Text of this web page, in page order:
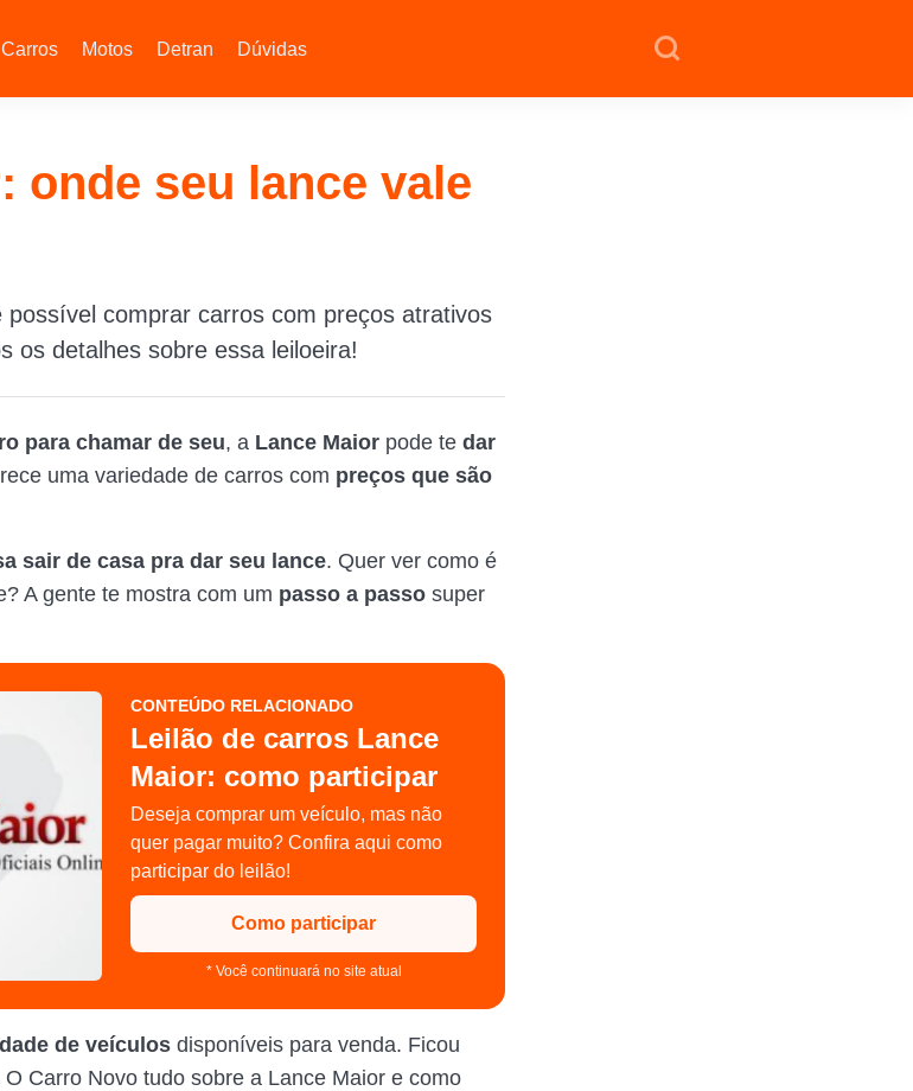
Carros Motos Detran Dúvidas
onde seu lance vale
possível comprar carros com preços atrativos
os detalhes sobre essa leiloeira!
para chamar de seu, a Lance Maior pode te dar
uma variedade de carros com preços que são
sair de casa pra dar seu lance. Quer ver como é
A gente te mostra com um passo a passo super
CONTEÚDO RELACIONADO
Leilão de carros Lance
Maior: como participar
Deseja comprar um veículo, mas não
quer pagar muito? Confira aqui como
participar do leilão!
Como participar
* Você continuará no site atual
de veículos disponíveis para venda. Ficou
Carro Novo tudo sobre a Lance Maior e como